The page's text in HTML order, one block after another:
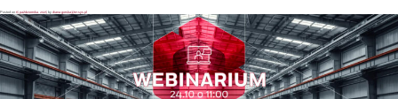
Posted on 15 października, 2025 by diana.gorska@tmsys.pl